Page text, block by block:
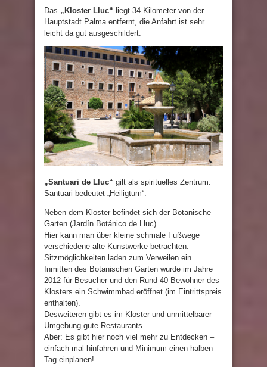
Das „Kloster Lluc“ liegt 34 Kilometer von der
Hauptstadt Palma entfernt, die Anfahrt ist sehr
leicht da gut ausgeschildert.
„Santuari de Lluc“ gilt als spirituelles Zentrum.
Santuari bedeutet „Heiligtum“.
Neben dem Kloster befindet sich der Botanische
Garten (Jardín Botánico de Lluc).
Hier kann man über kleine schmale Fußwege
verschiedene alte Kunstwerke betrachten.
Sitzmöglichkeiten laden zum Verweilen ein.
Inmitten des Botanischen Garten wurde im Jahre
2012 für Besucher und den Rund 40 Bewohner des
Klosters ein Schwimmbad eröffnet (im Eintrittspreis
enthalten).
Desweiteren gibt es im Kloster und unmittelbarer
Umgebung gute Restaurants.
Aber: Es gibt hier noch viel mehr zu Entdecken –
einfach mal hinfahren und Minimum einen halben
Tag einplanen!